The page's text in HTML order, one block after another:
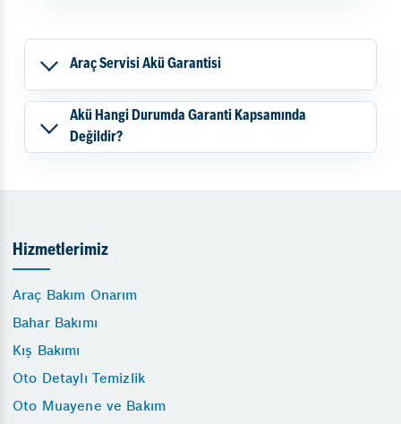
Araç Servisi Akü Garantisi
Akü Hangi Durumda Garanti Kapsamında
Değildir?
Hizmetlerimiz
Araç Bakım Onarım
Bahar Bakımı
Kış Bakımı
Oto Detaylı Temizlik
Oto Muayene ve Bakım